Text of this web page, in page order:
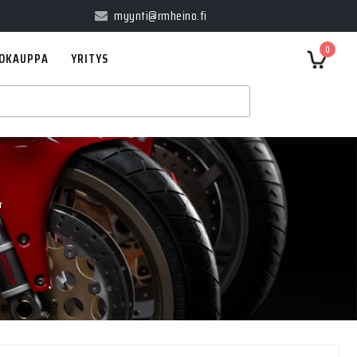
myynti@rmheino.fi
0
YRITYS